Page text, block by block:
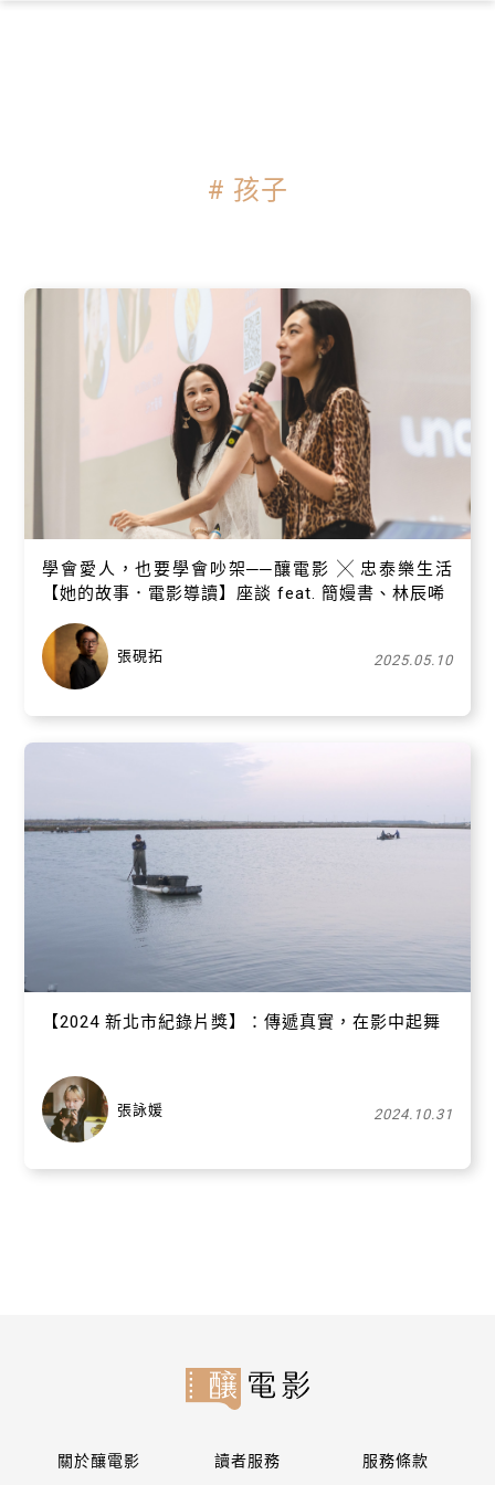
# 孩子
學會愛人，也要學會吵架──釀電影 ╳ 忠泰樂生活
【她的故事．電影導讀】座談 feat. 簡嫚書、林辰唏
張硯拓 2025.05.10
【​2024 新北市紀錄片獎】：傳遞真實，在影中起舞
張詠媛 2024.10.31
關於釀電影 讀者服務 服務條款